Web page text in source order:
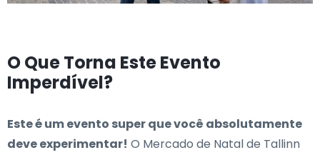
O Que Torna Este Evento
Imperdível?
Este é um evento super que você absolutamente
deve experimentar! O Mercado de Natal de Tallinn